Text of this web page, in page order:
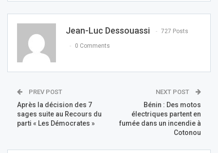
Jean-Luc Dessouassi 727 Posts
0 Comments
PREV POST
Après la décision des 7
sages suite au Recours du
parti « Les Démocrates »
NEXT POST
Bénin : Des motos
électriques partent en
fumée dans un incendie à
Cotonou